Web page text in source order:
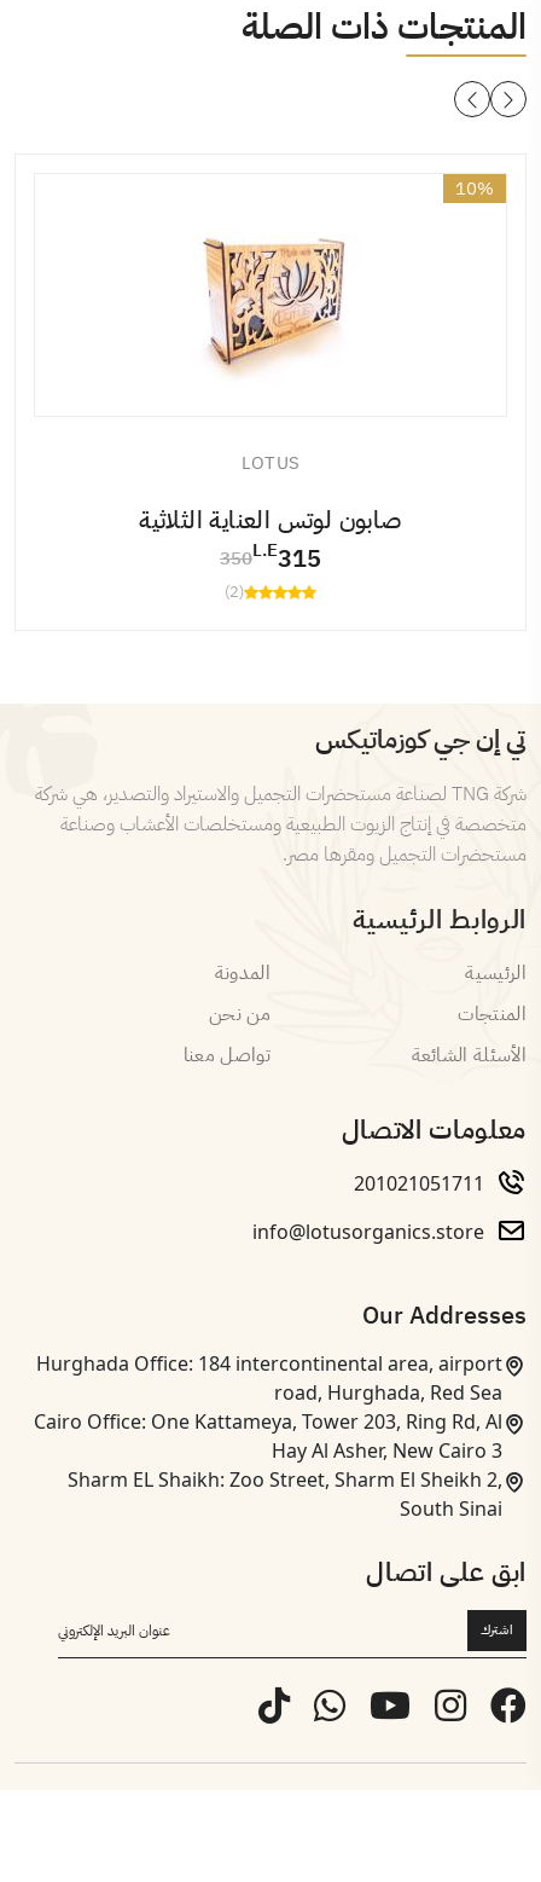
المنتجات ذات الصلة
10%
LOTUS
صابون لوتس العناية الثلاثية
315
L.E
350
(2)
تي إن جي كوزماتيكس
شركة TNG لصناعة مستحضرات التجميل والاستيراد والتصدير، هي شركة
متخصصة في إنتاج الزيوت الطبيعية ومستخلصات الأعشاب وصناعة
مستحضرات التجميل ومقرها مصر.
الروابط الرئيسية
الرئيسية
المدونة
المنتجات
من نحن
الأسئلة الشائعة
تواصل معنا
ابق على اتصال
اشترك
معلومات الاتصال
201021051711
info@lotusorganics.store
Our Addresses
Hurghada Office: 184 intercontinental area, airport
road, Hurghada, Red Sea
Cairo Office: One Kattameya, Tower 203, Ring Rd, Al
Hay Al Asher, New Cairo 3
Sharm EL Shaikh: Zoo Street, Sharm El Sheikh 2,
South Sinai